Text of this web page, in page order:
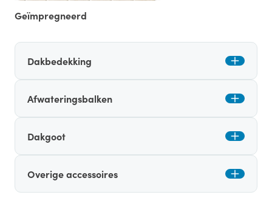
Geïmpregneerd
Dakbedekking
Afwateringsbalken
Dakgoot
Overige accessoires